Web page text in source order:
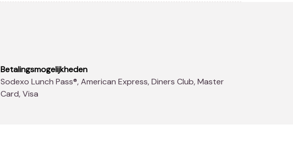
Betalingsmogelijkheden
Sodexo Lunch Pass®, American Express, Diners Club, Master
Card, Visa